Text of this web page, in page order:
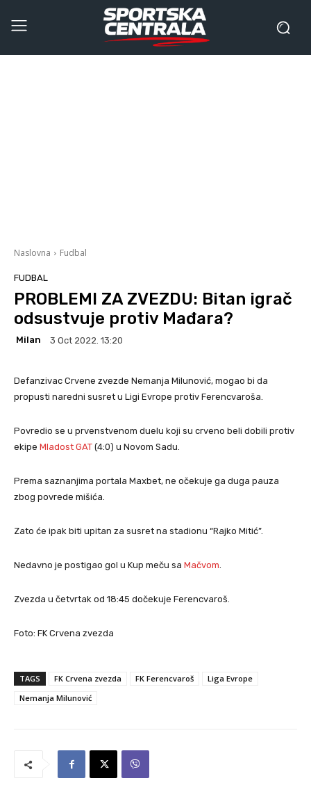
Naslovna Fudbal
FUDBAL
PROBLEMI ZA ZVEZDU: Bitan igrač
odsustvuje protiv Mađara?
Milan 3 Oct 2022. 13:20
Defanzivac Crvene zvezde Nemanja Milunović, mogao bi da
propusti naredni susret u Ligi Evrope protiv Ferencvaroša.
Povredio se u prvenstvenom duelu koji su crveno beli dobili protiv
ekipe Mladost GAT (4:0) u Novom Sadu.
Prema saznanjima portala Maxbet, ne očekuje ga duga pauza
zbog povrede mišića.
Zato će ipak biti upitan za susret na stadionu “Rajko Mitić”.
Nedavno je postigao gol u Kup meču sa Mačvom
Zvezda u četvrtak od 18:45 dočekuje Ferencvaroš.
Foto: FK Crvena zvezda
TAGS FK Crvena zvezda FK Ferencvaroš
Liga Evrope
Nemanja Milunović